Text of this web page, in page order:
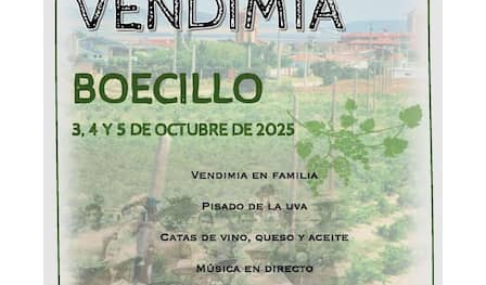
Conciertos gratuitos del coro Wetherby
Preparatory School en Ávila y Salamanca